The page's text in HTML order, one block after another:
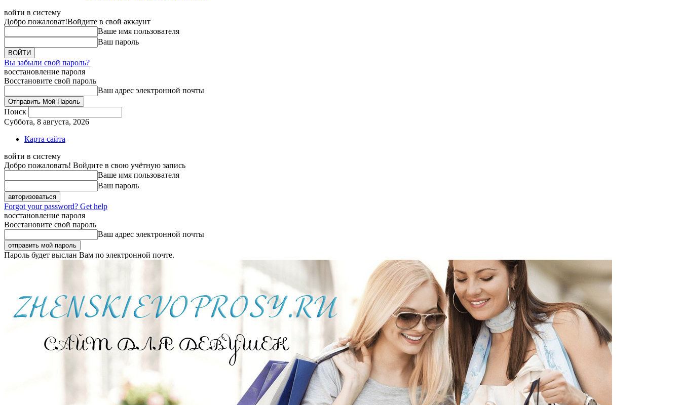
войти в систему
Добро пожаловат!Войдите в свой аккаунт
Ваше имя пользователя
Ваш пароль
Вы забыли свой пароль?
восстановление пароля
Восстановите свой пароль
Ваш адрес электронной почты
Поиск
Суббота, 8 августа, 2026
Карта сайта
войти в систему
Добро пожаловать! Войдите в свою учётную запись
Ваше имя пользователя
Ваш пароль
Forgot your password? Get help
восстановление пароля
Восстановите свой пароль
Ваш адрес электронной почты
Пароль будет выслан Вам по электронной почте.